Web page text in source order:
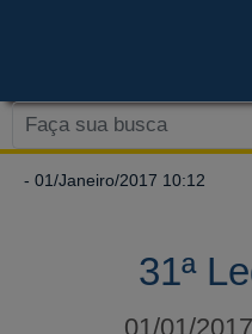
- 01/Janeiro/2017 10:12
31ª
01/01/